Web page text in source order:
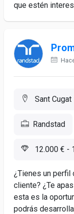
que estén
Sant
Randstad
12.000 € -
¿Tienes un perfil
cliente? ¿Te
esta es la
podrás